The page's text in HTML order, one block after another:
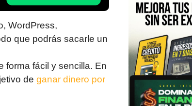
WordPress,
que podrás sacarle un
forma fácil y sencilla. En
de ganar dinero por